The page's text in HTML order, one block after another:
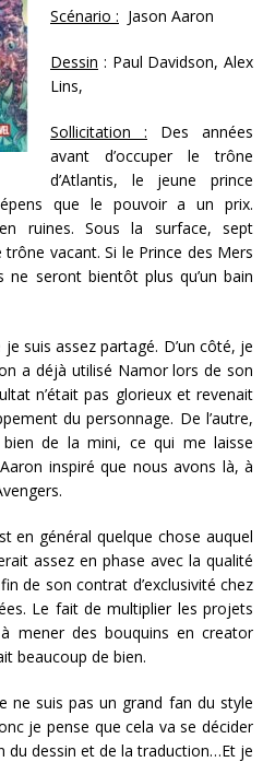
Scénario : Jason Aaron
Dessin : Paul Davidson, Alex
Lins,
Sollicitation : Des années
avant d’occuper le trône
d’Atlantis, le jeune prince
que le pouvoir a un prix.
ruines. Sous la surface, sept
vacant. Si le Prince des Mers
ne seront bientôt plus qu’un bain
suis assez partagé. D’un côté, je
a déjà utilisé Namor lors de son
n’était pas glorieux et revenait
du personnage. De l’autre,
bien de la mini, ce qui me laisse
inspiré que nous avons là, à
en général quelque chose auquel
assez en phase avec la qualité
de son contrat d’exclusivité chez
Le fait de multiplier les projets
mener des bouquins en creator
beaucoup de bien.
ne suis pas un grand fan du style
je pense que cela va se décider
du dessin et de la traduction…Et je